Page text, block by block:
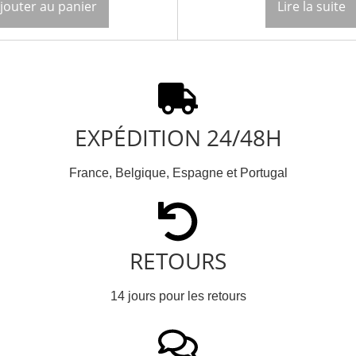
au panier Lire la suite
EXPÉDITION 24/48H
France, Belgique, Espagne et Portugal
RETOURS
14 jours pour les retours